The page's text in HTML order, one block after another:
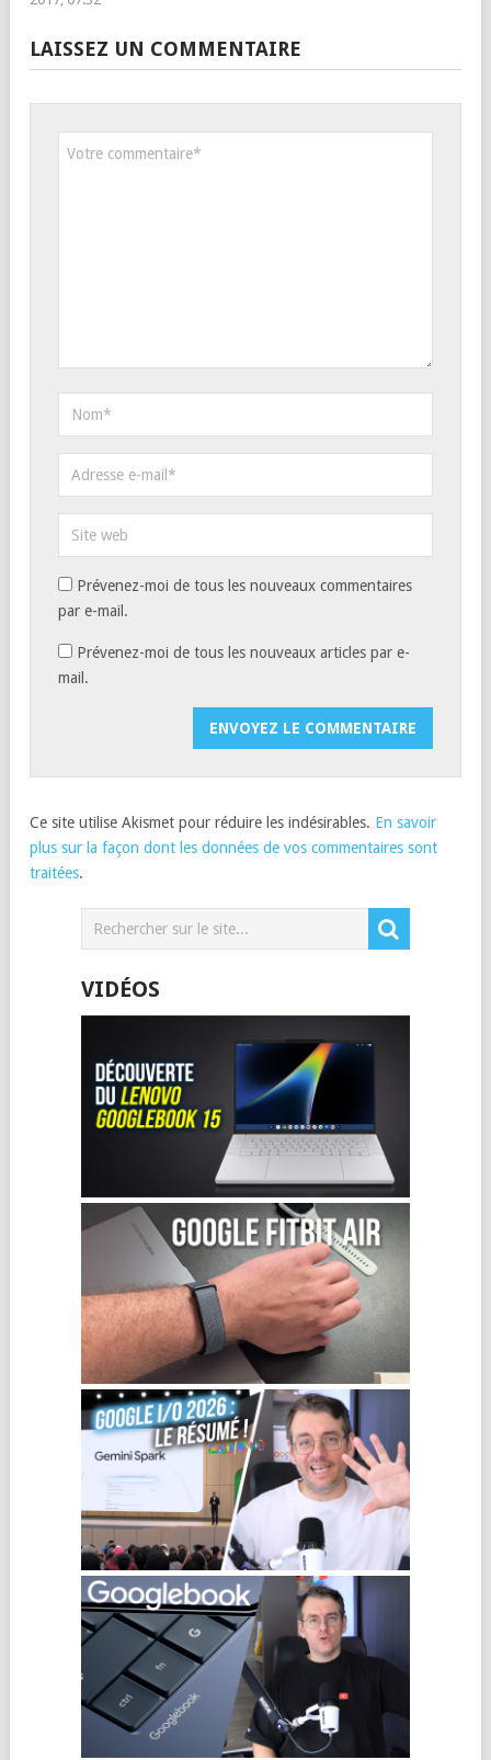
LAISSEZ UN COMMENTAIRE
Prévenez-moi de tous les nouveaux commentaires
par e-mail.
Prévenez-moi de tous les nouveaux articles par e-
mail.
Ce site utilise Akismet pour réduire les indésirables. En savoir
plus sur la façon dont les données de vos commentaires sont
traitées.
VIDÉOS